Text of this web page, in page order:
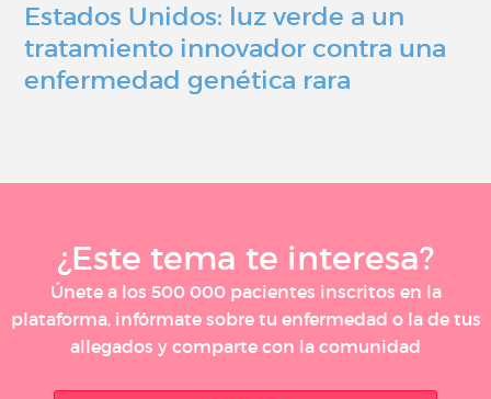
Estados Unidos: luz verde a un
tratamiento innovador contra una
enfermedad genética rara
¿Este tema te interesa?
Únete a los 500 000 pacientes inscritos en la
plataforma, infórmate sobre tu enfermedad o la de tus
allegados y comparte con la comunidad